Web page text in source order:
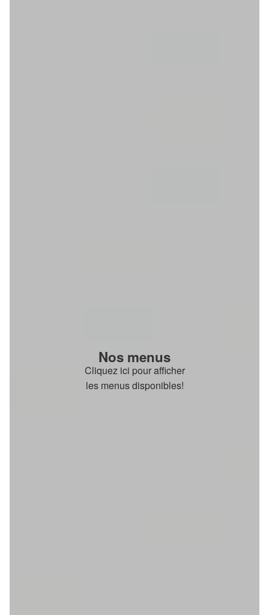
Nos menus
Cliquez ici pour afficher
les menus disponibles!